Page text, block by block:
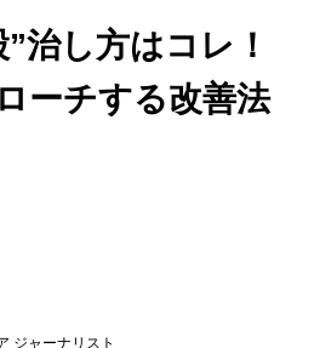
治し方はコレ！
ーチする改善法
ジャーナリスト